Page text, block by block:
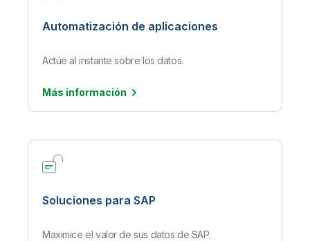
Automatización de aplicaciones
Actúe al instante sobre los datos.
Más información
Soluciones para SAP
Maximice el valor de sus datos de SAP.